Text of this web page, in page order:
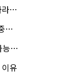
'
쎄'
유